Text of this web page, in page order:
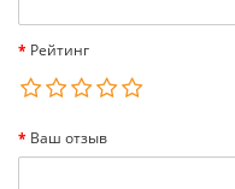
Рейтинг
Ваш отзыв